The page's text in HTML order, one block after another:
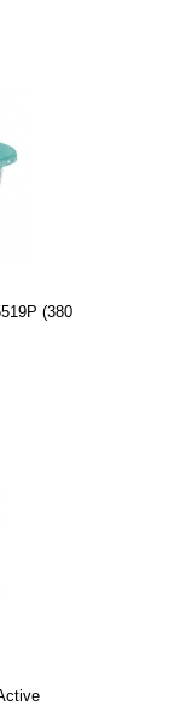
(380